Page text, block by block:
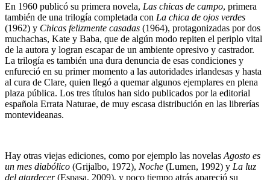
En 1960 publicó su primera novela, Las chicas de campo, primera
también de una trilogía completada con La chica de ojos verdes
(1962) y Chicas felizmente casadas (1964), protagonizadas por dos
muchachas, Kate y Baba, que de algún modo repiten el periplo vital
de la autora y logran escapar de un ambiente opresivo y castrador.
La trilogía es también una dura denuncia de esas condiciones y
enfureció en su primer momento a las autoridades irlandesas y hasta
al cura de Clare, quien llegó a quemar algunos ejemplares en plena
plaza pública. Los tres títulos han sido publicados por la editorial
española Errata Naturae, de muy escasa distribución en las librerías
montevideanas.
Hay otras viejas ediciones, como por ejemplo las novelas Agosto es
un mes diabólico (Grijalbo, 1972), Noche (Lumen, 1992) y La luz
del atardecer(Espasa, 2009), y poco tiempo atrás apareció su